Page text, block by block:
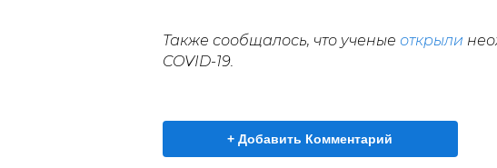
Также сообщалось, что ученые открыли
COVID-19.
+ Добавить Комментарий